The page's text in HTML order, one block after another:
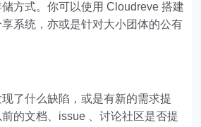
方式。你可以使用 Cloudreve 搭建
系统，亦或是针对大小团体的公有
了什么缺陷，或是有新的需求提
的文档、issue 、讨论社区是否提